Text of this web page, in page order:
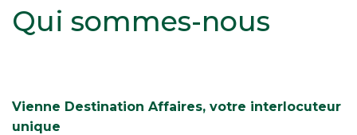
Qui sommes-nous
Vienne Destination Affaires, votre interlocuteur
unique